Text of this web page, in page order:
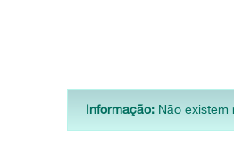
Informação: Não existem